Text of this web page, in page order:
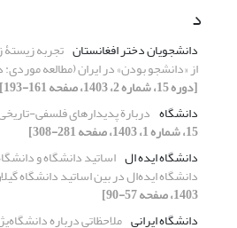
د
دانشجویان دختر افغانستان تجربه زیستۀ
از «دانشجو بودن» در ایران (مطالعه
[دوره 15، شماره 2، 1403، صفحه 161-193]
دانشگاه دربارة پدیدارهای فلسفی-
15، شماره 1، 1403، صفحه 281-308]
دانشگاه ایده ال اساتید دانشگاه و
دانشگاه ایده‌ال در بین اساتید دانشگاه
1403، صفحه 57-90]
دانشگاه ایرانی ملاحظاتی درباره